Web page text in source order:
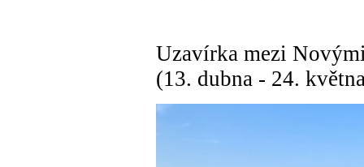
Uzavírka mezi
(13. dubna - 24.